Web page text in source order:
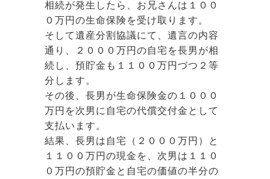
相続が発生したら、お兄さんは１００
０万円の生命保険を受け取ります。
そして遺産分割協議にて、遺言の内容
通り、２０００万円の自宅を長男が相
続し、預貯金も１１００万円づつ２等
分します。
その後、長男が生命保険金の１０００
万円を次男に自宅の代償交付金として
支払います。
結果、長男は自宅（２０００万円）と
１１００万円の現金を、次男は１１０
０万円の預貯金と自宅の価値の半分の